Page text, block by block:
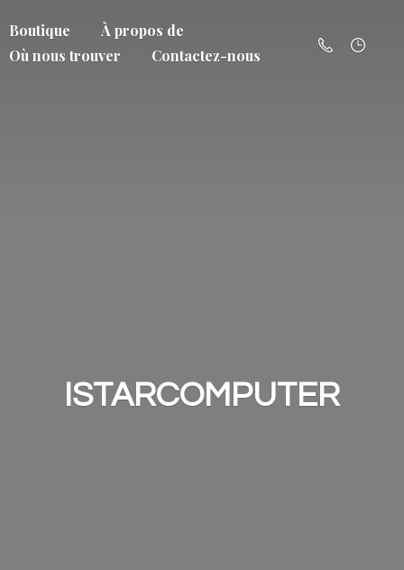
Boutique
À propos de
Où nous trouver
Contactez-nous
ISTARCOMPUTER